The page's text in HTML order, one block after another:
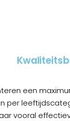
een
per
vooral